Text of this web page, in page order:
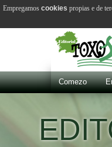
Comezo
Empregamos cookies propias e de